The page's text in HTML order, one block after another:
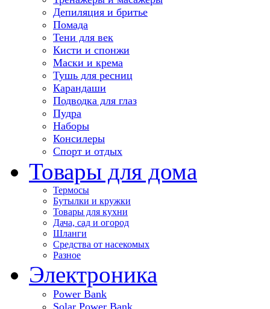
Депиляция и бритье
Помада
Тени для век
Кисти и спонжи
Маски и крема
Тушь для ресниц
Карандаши
Подводка для глаз
Пудра
Наборы
Консилеры
Спорт и отдых
Товары для дома
Термосы
Бутылки и кружки
Товары для кухни
Дача, сад и огород
Шланги
Средства от насекомых
Разное
Электроника
Power Bank
Solar Power Bank